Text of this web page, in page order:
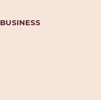
BUSINESS